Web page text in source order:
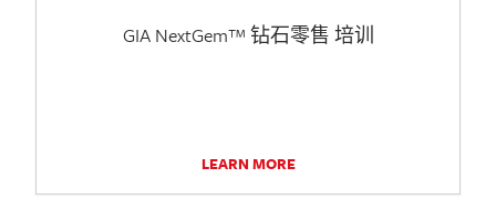
GIA NextGem™ 钻石零售 培训
LEARN MORE